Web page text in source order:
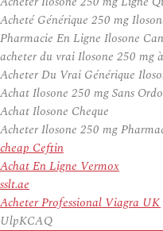
Acheté Générique 250 mg
Pharmacie En Ligne Ilosone
acheter du vrai Ilosone 250 mg
Acheter Du Vrai Générique
Achat Ilosone 250 mg Sans
Achat Ilosone Cheque
Acheter Ilosone 250 mg
cheap Ceftin
Achat En Ligne Vermox
sslt.ae
Acheter Professional Viagra UK
UlpKCAQ